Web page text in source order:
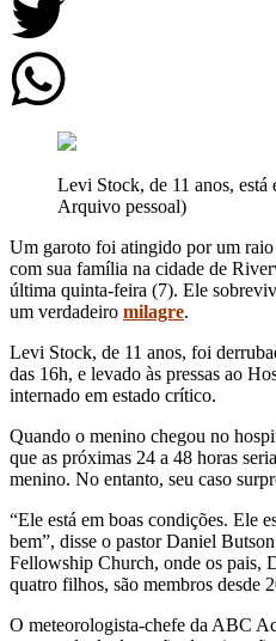
Levi Stock, de 11 anos, está
Arquivo pessoal)
Um garoto foi atingido por um raio
com sua família na cidade de
última quinta-feira (7). Ele
um verdadeiro milagre.
Levi Stock, de 11 anos, foi
das 16h, e levado às pressas ao
internado em estado crítico.
Quando o menino chegou no
que as próximas 24 a 48 horas
menino. No entanto, seu caso
“Ele está em boas condições. Ele
bem”, disse o pastor Daniel
Fellowship Church, onde os pais,
quatro filhos, são membros desde
O meteorologista-chefe da ABC